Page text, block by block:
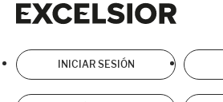
INICIAR SESIÓN